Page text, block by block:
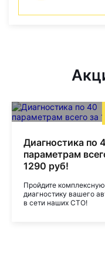
Диагностика по
параметрам
1290 руб!
Пройдите комплексную
диагностику вашего
в сети наших СТО!